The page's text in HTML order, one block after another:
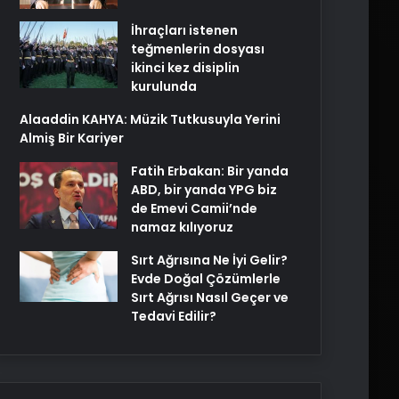
İhraçları istenen
teğmenlerin dosyası
ikinci kez disiplin
kurulunda
Alaaddin KAHYA: Müzik Tutkusuyla Yerini
Almiş Bir Kariyer
Fatih Erbakan: Bir yanda
ABD, bir yanda YPG biz
de Emevi Camii’nde
namaz kılıyoruz
Sırt Ağrısına Ne İyi Gelir?
Evde Doğal Çözümlerle
Sırt Ağrısı Nasıl Geçer ve
Tedavi Edilir?